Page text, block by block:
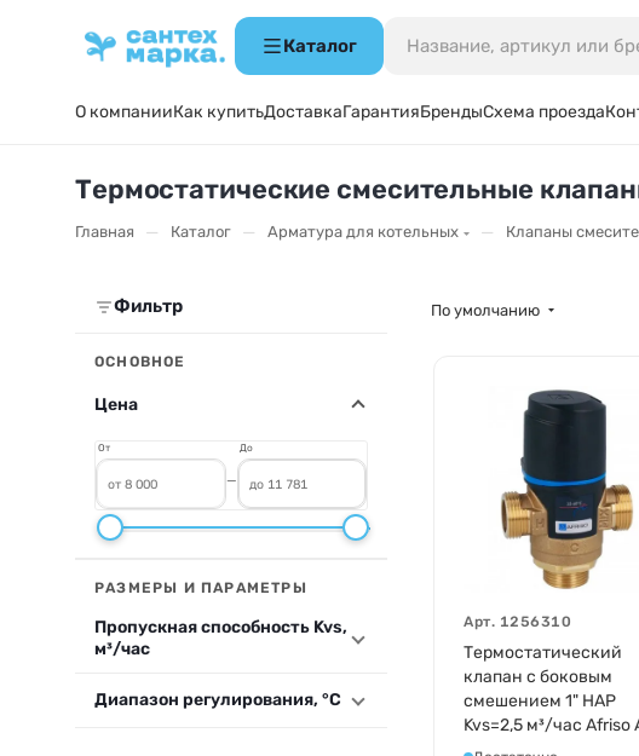
Каталог
О компанииКак купитьДоставкаГарантияБрендыСхема проезда
Термостатические смесительные
Главная — Каталог — Арматура для котельных — Клапаны
По умолчанию
Термостатический
клапан с боковым
смешением 1" HАP
Kvs=2,5 м³/час Afriso
Арт. 1256310
Фильтр
ОСНОВНОЕ
Цена
От
—
До
РАЗМЕРЫ И ПАРАМЕТРЫ
Пропускная способность Kvs,
м³/час
Диапазон регулирования, °С